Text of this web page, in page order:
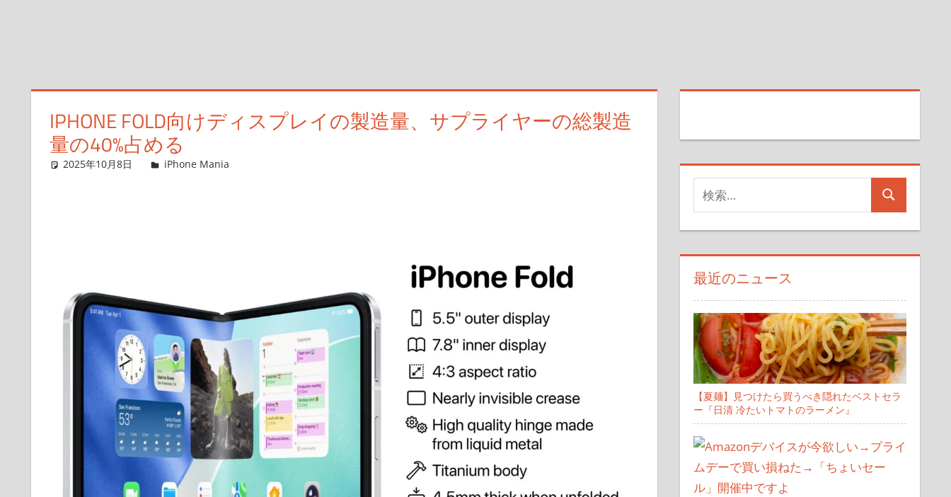
IPHONE FOLD向けディスプレイの製造量、サプライヤーの総製造
量の40%占める
2025年10月8日 FT729
iPhone Mania
索
対
検
最近のニュース
【夏麺】見つけたら買うべき隠れたベストセラ
ー『日清 冷たいトマトのラーメン』